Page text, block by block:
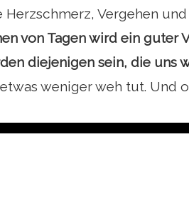
Herzschmerz, Vergehen
von Tagen wird ein guter
diejenigen sein, die uns
weniger weh tut. Und